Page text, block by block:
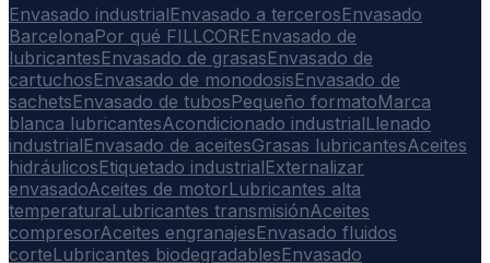
Envasado industrialEnvasado a tercerosEnvasado
BarcelonaPor qué FILLCOREEnvasado de
lubricantesEnvasado de grasasEnvasado de
cartuchosEnvasado de monodosisEnvasado de
sachetsEnvasado de tubosPequeño formatoMarca
blanca lubricantesAcondicionado industrialLlenado
industrialEnvasado de aceitesGrasas lubricantesAceites
hidráulicosEtiquetado industrialExternalizar
envasadoAceites de motorLubricantes alta
temperaturaLubricantes transmisiónAceites
compresorAceites engranajesEnvasado fluidos
corteLubricantes biodegradablesEnvasado